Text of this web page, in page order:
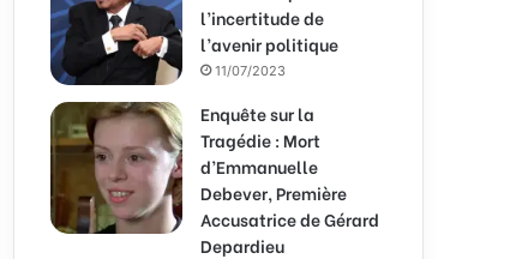
l’incertitude de
l’avenir politique
11/07/2023
Enquête sur la
Tragédie : Mort
d’Emmanuelle
Debever, Première
Accusatrice de Gérard
Depardieu